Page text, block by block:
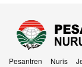
Pesantren Nuris